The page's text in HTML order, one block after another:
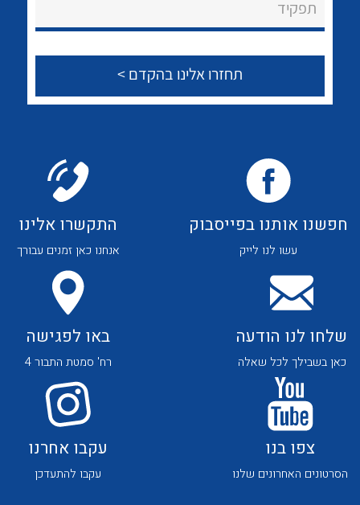
צור קשר
לכל מוצרי היצרן
לכל מוצרי היצרן לכל מוצרי היצרן
תפקיד
חפשנו אותנו בפייסבוק
עשו לנו לייק
התקשרו אלינו
אנחנו כאן זמנים עבורך
שלחו לנו הודעה
כאן בשבילך לכל שאלה
באו לפגישה
רח' סמטת התבור 4
צפו בנו
הסרטונים האחרונים שלנו
עקבו אחרנו
עקבו להתעדכן